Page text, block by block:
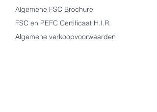
Algemene FSC Brochure
FSC en PEFC Certificaat H.I.R.
Algemene verkoopvoorwaarden